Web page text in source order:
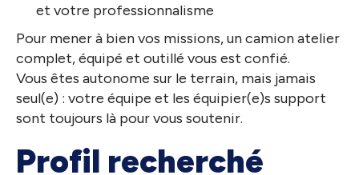
et votre professionnalisme
Pour mener à bien vos missions, un camion atelier
complet, équipé et outillé vous est confié.
Vous êtes autonome sur le terrain, mais jamais
seul(e) : votre équipe et les équipier(e)s support
sont toujours là pour vous soutenir.
Profil recherché